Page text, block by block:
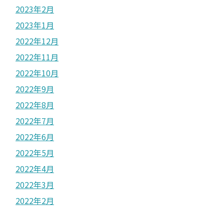
2023年2月
2023年1月
2022年12月
2022年11月
2022年10月
2022年9月
2022年8月
2022年7月
2022年6月
2022年5月
2022年4月
2022年3月
2022年2月